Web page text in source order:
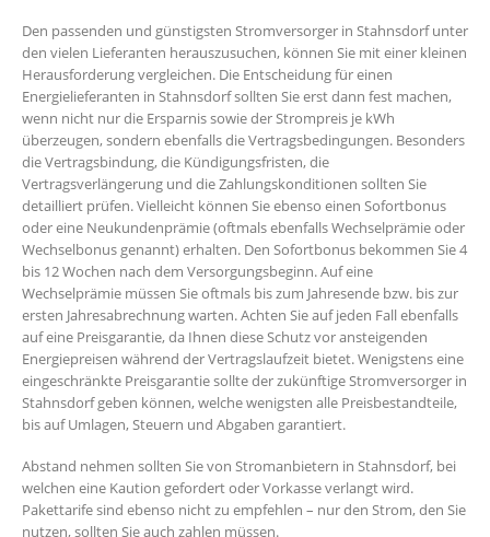
Den passenden und günstigsten Stromversorger in Stahnsdorf unter
den vielen Lieferanten herauszusuchen, können Sie mit einer kleinen
Herausforderung vergleichen. Die Entscheidung für einen
Energielieferanten in Stahnsdorf sollten Sie erst dann fest machen,
wenn nicht nur die Ersparnis sowie der Strompreis je kWh
überzeugen, sondern ebenfalls die Vertragsbedingungen. Besonders
die Vertragsbindung, die Kündigungsfristen, die
Vertragsverlängerung und die Zahlungskonditionen sollten Sie
detailliert prüfen. Vielleicht können Sie ebenso einen Sofortbonus
oder eine Neukundenprämie (oftmals ebenfalls Wechselprämie oder
Wechselbonus genannt) erhalten. Den Sofortbonus bekommen Sie 4
bis 12 Wochen nach dem Versorgungsbeginn. Auf eine
Wechselprämie müssen Sie oftmals bis zum Jahresende bzw. bis zur
ersten Jahresabrechnung warten. Achten Sie auf jeden Fall ebenfalls
auf eine Preisgarantie, da Ihnen diese Schutz vor ansteigenden
Energiepreisen während der Vertragslaufzeit bietet. Wenigstens eine
eingeschränkte Preisgarantie sollte der zukünftige Stromversorger in
Stahnsdorf geben können, welche wenigsten alle Preisbestandteile,
bis auf Umlagen, Steuern und Abgaben garantiert.
Abstand nehmen sollten Sie von Stromanbietern in Stahnsdorf, bei
welchen eine Kaution gefordert oder Vorkasse verlangt wird.
Pakettarife sind ebenso nicht zu empfehlen – nur den Strom, den Sie
nutzen, sollten Sie auch zahlen müssen.